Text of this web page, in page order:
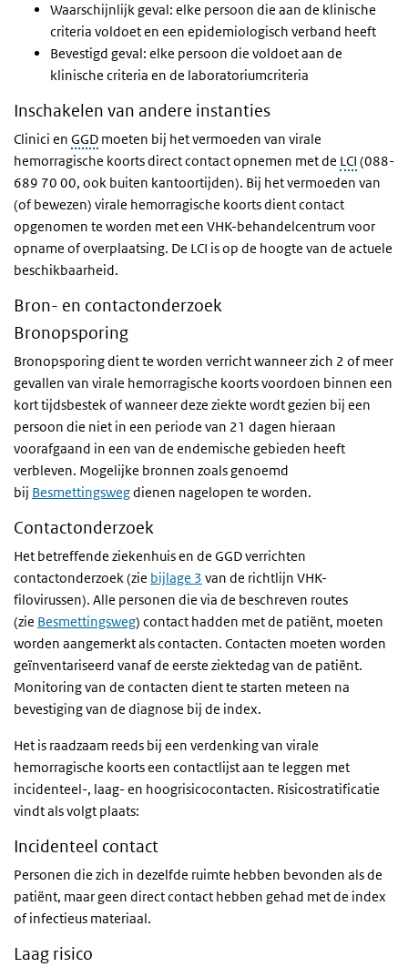
Waarschijnlijk geval: elke persoon die aan de klinische
criteria voldoet en een epidemiologisch verband heeft
Bevestigd geval: elke persoon die voldoet aan de
klinische criteria en de laboratoriumcriteria
Inschakelen van andere instanties
Clinici en GGD moeten bij het vermoeden van virale
hemorragische koorts direct contact opnemen met de LCI (088-
689 70 00, ook buiten kantoortijden). Bij het vermoeden van
(of bewezen) virale hemorragische koorts dient contact
opgenomen te worden met een VHK-behandelcentrum voor
opname of overplaatsing. De LCI is op de hoogte van de actuele
beschikbaarheid.
Bron- en contactonderzoek
Bronopsporing
Bronopsporing dient te worden verricht wanneer zich 2 of meer
gevallen van virale hemorragische koorts voordoen binnen een
kort tijdsbestek of wanneer deze ziekte wordt gezien bij een
persoon die niet in een periode van 21 dagen hieraan
voorafgaand in een van de endemische gebieden heeft
verbleven. Mogelijke bronnen zoals genoemd
bij Besmettingswegdienen nagelopen te worden.
Contactonderzoek
Het betreffende ziekenhuis en de GGD verrichten
contactonderzoek (zie bijlage 3 van de richtlijn VHK-
filovirussen). Alle personen die via de beschreven routes
(zie Besmettingsweg) contact hadden met de patiënt, moeten
worden aangemerkt als contacten. Contacten moeten worden
geïnventariseerd vanaf de eerste ziektedag van de patiënt.
Monitoring van de contacten dient te starten meteen na
bevestiging van de diagnose bij de index.
Het is raadzaam reeds bij een verdenking van virale
hemorragische koorts een contactlijst aan te leggen met
incidenteel-, laag- en hoogrisicocontacten. Risicostratificatie
vindt als volgt plaats:
Incidenteel contact
Personen die zich in dezelfde ruimte hebben bevonden als de
patiënt, maar geen direct contact hebben gehad met de index
of infectieus materiaal.
Laag risico